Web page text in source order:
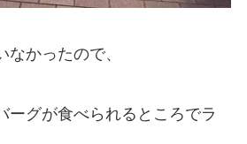
かったので、
ーグが食べられるところでラ